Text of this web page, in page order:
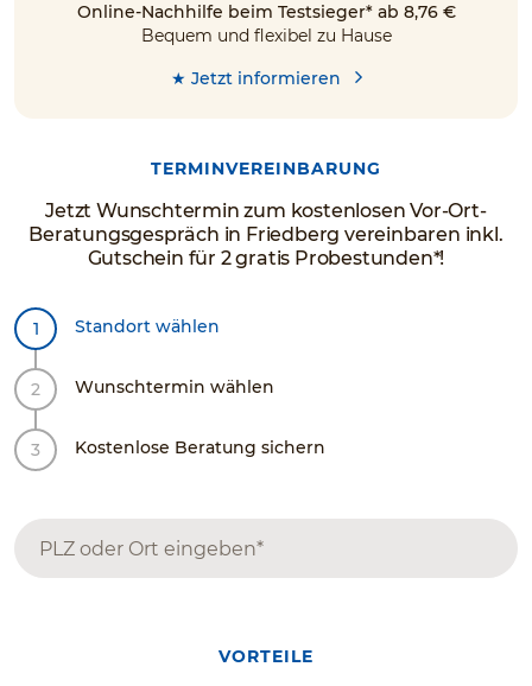
Online-Nachhilfe beim Testsieger* ab 8,76 €
Bequem und flexibel zu Hause
★ Jetzt informieren
TERMINVEREINBARUNG
Jetzt Wunschtermin zum kostenlosen Vor-Ort-
Beratungsgespräch in Friedberg vereinbaren inkl.
Gutschein für 2 gratis Probestunden*!
Standort wählen
Wunschtermin wählen
Kostenlose Beratung sichern
VORTEILE